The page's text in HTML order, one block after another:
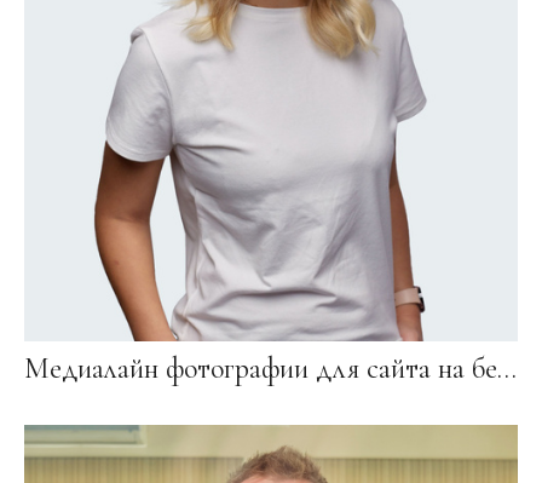
Медиалайн фотографии для сайта на белом фоне